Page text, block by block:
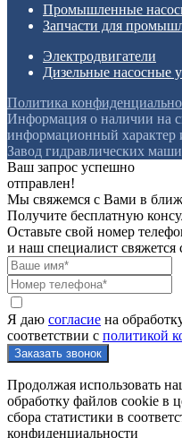
Промышленные
Запчасти для
Электродвигатели
Дизельные насосные
Политика
Информация о наличии на
информационный характер
Завод гидравлических
Ваш запрос успешно
отправлен!
Мы свяжемся с Вами в
Получите бесплатную
Оставьте свой номер
и наш специалист свяжется
Я даю согласие на
соответствии с политикой
Продолжая использовать
обработку файлов cookie в
сбора статистики в
конфиденциальности